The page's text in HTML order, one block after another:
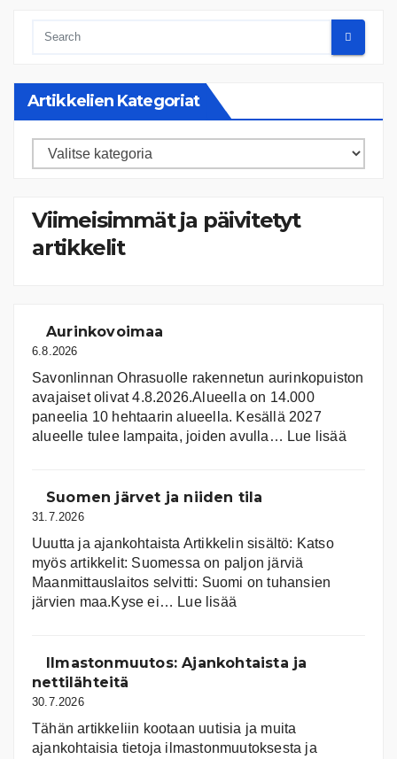
Artikkelien Kategoriat
Artikkelien
Viimeisimmät ja päivitetyt
artikkelit
Aurinkovoimaa
6.8.2026
Savonlinnan Ohrasuolle rakennetun aurinkopuiston
avajaiset olivat 4.8.2026.Alueella on 14.000
paneelia 10 hehtaarin alueella. Kesällä 2027
alueelle tulee lampaita, joiden avulla… Lue lisää:
Suomen järvet ja niiden tila
31.7.2026
Uuutta ja ajankohtaista Artikkelin sisältö: Katso
myös artikkelit: Suomessa on pal­jon jär­viä
Maanmittauslaitos selvitti: Suomi on tuhansien
järvien maa.Kyse ei… Lue lisää
ja
Ilmastonmuutos: Ajankohtaista ja
nettilähteitä
30.7.2026
Tähän artikkeliin kootaan uutisia ja muita
ajankohtaisia tietoja ilmastonmuutoksesta ja